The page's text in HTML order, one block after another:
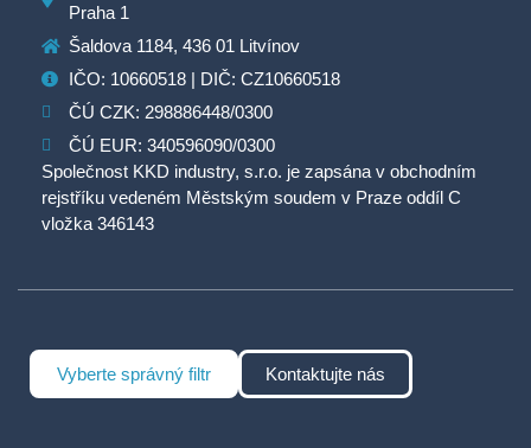
Praha 1
Šaldova 1184, 436 01 Litvínov
IČO: 10660518 | DIČ: CZ10660518
ČÚ CZK: 298886448/0300
ČÚ EUR: 340596090/0300
Společnost KKD industry, s.r.o. je zapsána v obchodním
rejstříku vedeném Městským soudem v Praze oddíl C
vložka 346143
Vyberte správný filtr Kontaktujte nás